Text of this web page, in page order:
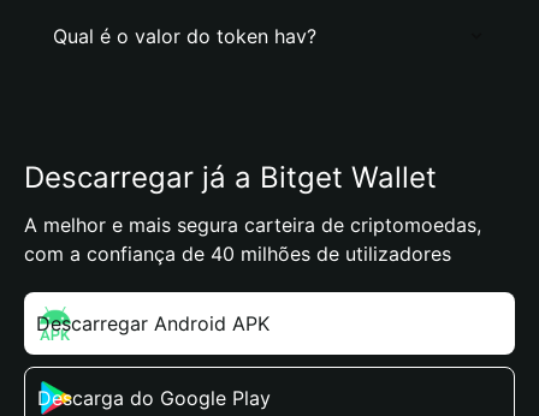
Qual é o valor do token hav?
Descarregar já a Bitget Wallet
A melhor e mais segura carteira de criptomoedas,
com a confiança de 40 milhões de utilizadores
Descarregar Android APK
Descarga do Google Play